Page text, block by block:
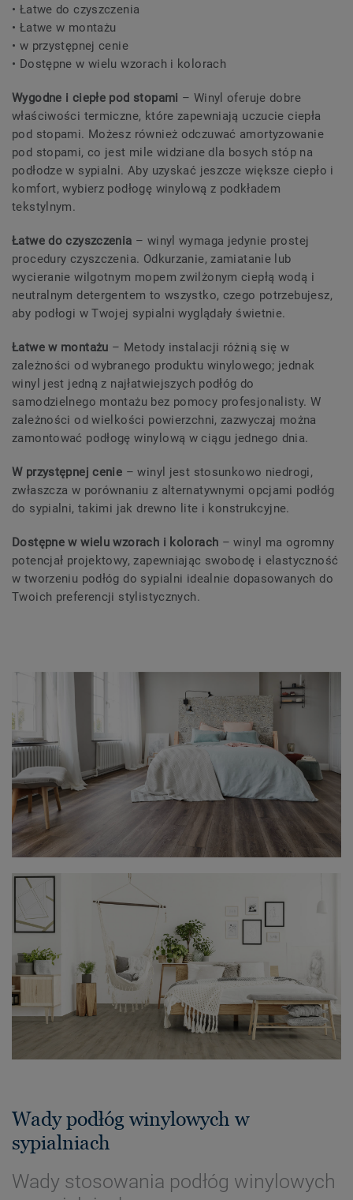
• Łatwe do czyszczenia
• Łatwe w montażu
• w przystępnej cenie
• Dostępne w wielu wzorach i kolorach
Wygodne i ciepłe pod stopami – Winyl oferuje dobre
właściwości termiczne, które zapewniają uczucie ciepła
pod stopami. Możesz również odczuwać amortyzowanie
pod stopami, co jest mile widziane dla bosych stóp na
podłodze w sypialni. Aby uzyskać jeszcze większe ciepło i
komfort, wybierz podłogę winylową z podkładem
tekstylnym.
Łatwe do czyszczenia – winyl wymaga jedynie prostej
procedury czyszczenia. Odkurzanie, zamiatanie lub
wycieranie wilgotnym mopem zwilżonym ciepłą wodą i
neutralnym detergentem to wszystko, czego potrzebujesz,
aby podłogi w Twojej sypialni wyglądały świetnie.
Łatwe w montażu – Metody instalacji różnią się w
zależności od wybranego produktu winylowego; jednak
winyl jest jedną z najłatwiejszych podłóg do
samodzielnego montażu bez pomocy profesjonalisty. W
zależności od wielkości powierzchni, zazwyczaj można
zamontować podłogę winylową w ciągu jednego dnia.
W przystępnej cenie – winyl jest stosunkowo niedrogi,
zwłaszcza w porównaniu z alternatywnymi opcjami podłóg
do sypialni, takimi jak drewno lite i konstrukcyjne.
Dostępne w wielu wzorach i kolorach – winyl ma ogromny
potencjał projektowy, zapewniając swobodę i elastyczność
w tworzeniu podłóg do sypialni idealnie dopasowanych do
Twoich preferencji stylistycznych.
Wady podłóg winylowych w
sypialniach
Wady stosowania podłóg winylowych